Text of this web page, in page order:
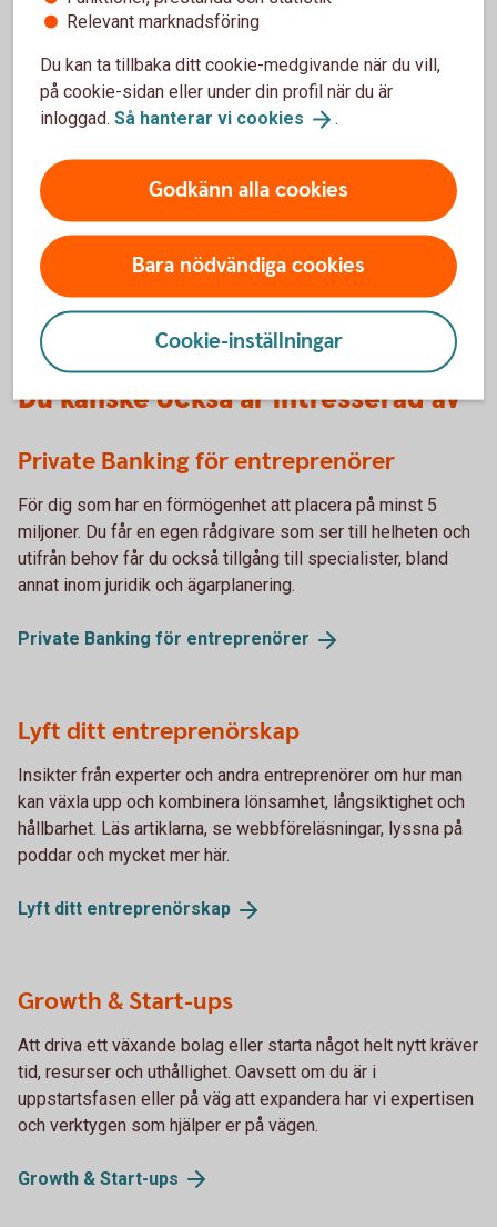
Young family with baby going over finances at home
Hur finansierar du ett
företagsköp?
genomtänkt finansiering som tar höjd för både köpet
och tiden efter övertagandet skapar du bättre
förutsättningar för en bra start.
Så finansierar du ettföretagsköp
Du kanske också är intresserad av
Private Banking för entreprenörer
För dig som har en förmögenhet att placera på minst 5
miljoner. Du får en egen rådgivare som ser till helheten och
utifrån behov får du också tillgång till specialister, bland
annat inom juridik och ägarplanering.
Private Banking för entreprenörer
Lyft ditt entreprenörskap
Insikter från experter och andra entreprenörer om hur man
kan växla upp och kombinera lönsamhet, långsiktighet och
hållbarhet. Läs artiklarna, se webbföreläsningar, lyssna på
poddar och mycket mer här.
Lyft ditt entreprenörskap
Growth & Start-ups
Att driva ett växande bolag eller starta något helt nytt kräver
tid, resurser och uthållighet. Oavsett om du är i
uppstartsfasen eller på väg att expandera har vi expertisen
och verktygen som hjälper er på vägen.
Growth & Start-ups
Relevant marknadsföring
Du kan ta tillbaka ditt cookie-medgivande när du vill,
på cookie-sidan eller under din profil när du är
inloggad. Så hanterar vi cookies .
Godkänn alla cookies
Bara nödvändiga cookies
Cookie-inställningar